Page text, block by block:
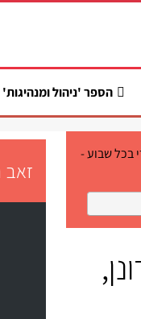
הספר 'ניהול ומנהיגות'
בכל שבוע -
זאב